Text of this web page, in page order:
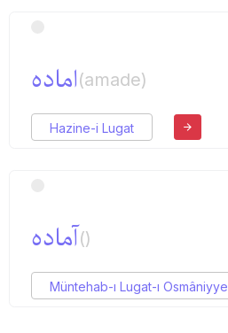
اماده(amade)
Hazine-i Lugat
آماده()
Müntehab-ı Lugat-ı Osmâniyye